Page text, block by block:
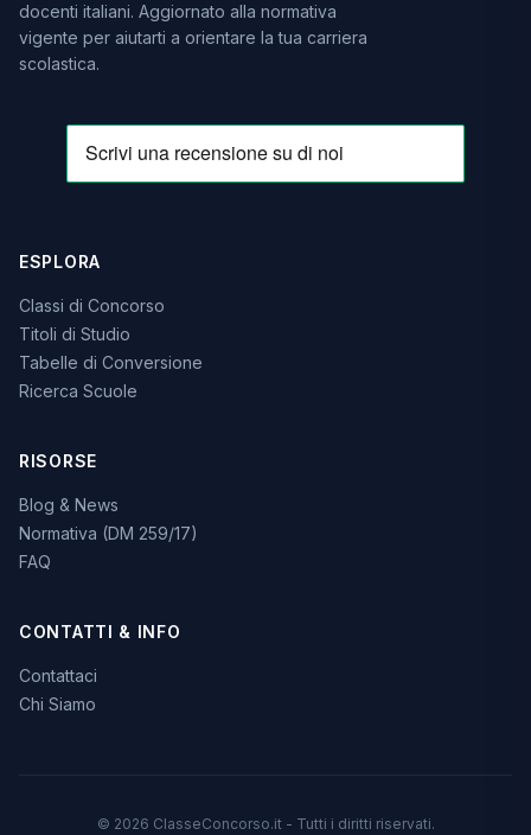
docenti italiani. Aggiornato alla normativa
vigente per aiutarti a orientare la tua carriera
scolastica.
ESPLORA
Classi di Concorso
Titoli di Studio
Tabelle di Conversione
Ricerca Scuole
RISORSE
Blog & News
Normativa (DM 259/17)
FAQ
CONTATTI & INFO
Contattaci
Chi Siamo
© 2026 ClasseConcorso.it - Tutti i diritti riservati.